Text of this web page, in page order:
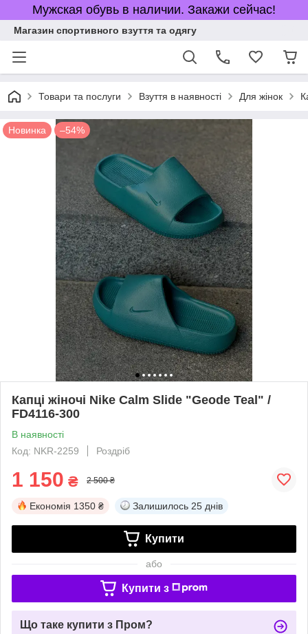
Мужская обувь в наличии. Закажи сейчас!
Магазин спортивного взуття та одягу
Товари та послуги Взуття в наявності Для жінок
Новинка –54%
Капці жіночі Nike Calm Slide "Geode Teal" /
FD4116-300
В наявності
Код: NKR-2259
Роздріб
1 150 ₴ 2 500 ₴
Економія 1350 ₴ Залишилось 25 днів
Купити
або
Купити з
Що таке купити з Пром?